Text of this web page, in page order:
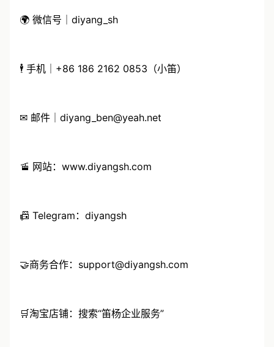
🌍 微信号｜diyang_sh
🕴 手机｜+86 186 2162 0853（小笛）
✉ 邮件｜diyang_ben@yeah.net
🚡 网站：www.diyangsh.com
📠 Telegram：diyangsh
🤝商务合作：support@diyangsh.com
🛒淘宝店铺：搜索“笛杨企业服务”